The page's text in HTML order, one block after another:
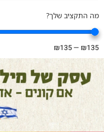
מה התקציב שלך?
₪135
—
₪135